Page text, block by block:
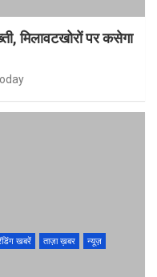
मिलावटखोरों पर कसेगा
खबरें ताज़ा ख़बर
न्यूज़